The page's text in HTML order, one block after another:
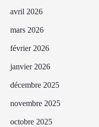
avril 2026
mars 2026
février 2026
janvier 2026
décembre 2025
novembre 2025
octobre 2025